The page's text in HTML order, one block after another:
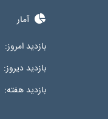
آمار
بازدید امروز:
بازدید دیروز:
بازدید هفته: